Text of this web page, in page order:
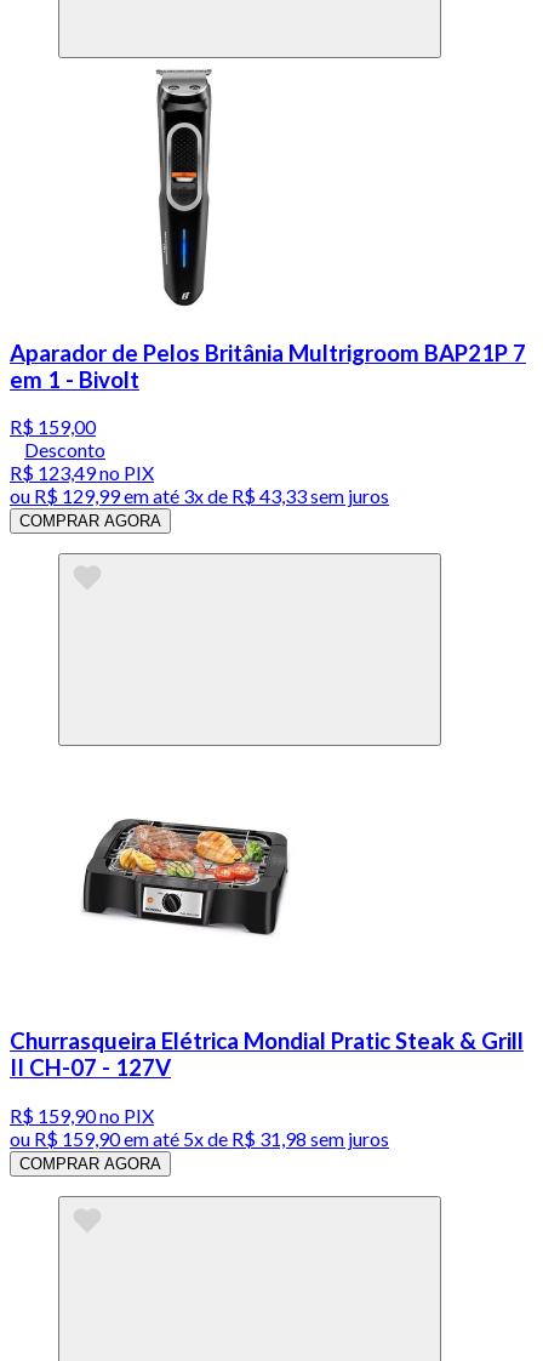
Aparador de Pelos Britânia Multrigroom BAP21P 7
em 1 - Bivolt
R$ 159,00
Desconto
R$ 123,49no PIX
ou R$ 129,99em até 3x de R$ 43,33 sem juros
COMPRAR AGORA
Churrasqueira Elétrica Mondial Pratic Steak & Grill
II CH-07 - 127V
R$ 159,90no PIX
ou R$ 159,90em até 5x de R$ 31,98 sem juros
COMPRAR AGORA